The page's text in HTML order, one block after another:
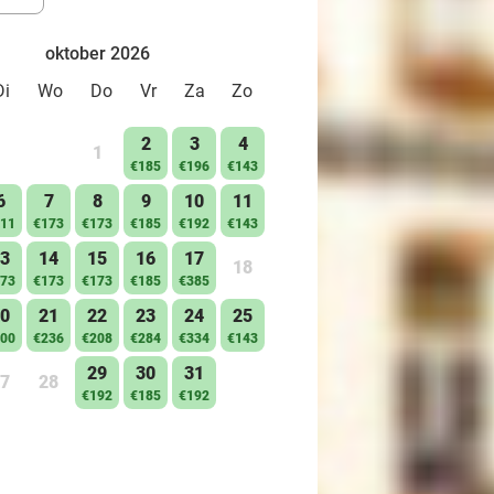
oktober 2026
Wo Do Vr Za Zo
1 2
€185
3
€196
4
€143
7
€173
8
€173
9
€185
10
€192
11
€143
14
€173
15
€173
16
€185
17
€385
18
21
€236
22
€208
23
€284
24
€334
25
€143
28 29
€192
30
€185
31
€192